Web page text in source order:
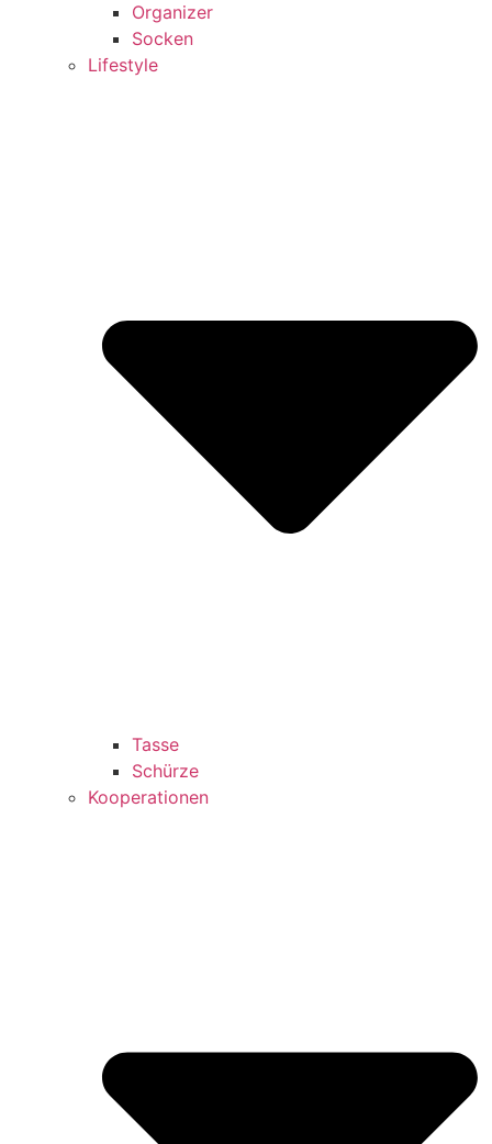
Organizer
Socken
Lifestyle
Tasse
Schürze
Kooperationen